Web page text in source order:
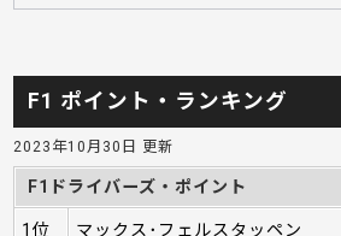
F1 ポイント・ランキング
2023年10月30日 更新
F1ドライバーズ・ポイント
1位 マックス･フェルスタッペン